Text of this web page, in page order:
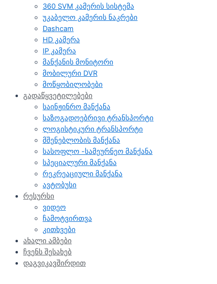
360 SVM კამერის სისტემა
უკაბელო კამერის ნაკრები
Dashcam
HD კამერა
IP კამერა
მანქანის მონიტორი
მობილური DVR
მოწყობილობები
გადაწყვეტილებები
საინჟინრო მანქანა
საზოგადოებრივი ტრანსპორტი
ლოგისტიკური ტრანსპორტი
მშენებლობის მანქანა
სასოფლო -სამეურნეო მანქანა
სპეციალური მანქანა
რეკრეაციული მანქანა
ავტობუსი
რესურსი
ვიდეო
ჩამოტვირთვა
კითხვები
ახალი ამბები
ჩვენს შესახებ
დაგვიკავშირდით